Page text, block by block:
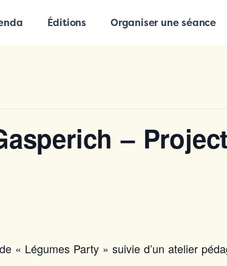
Éditions Organiser une séance
–
« Légumes Party » suivie d’un atelier